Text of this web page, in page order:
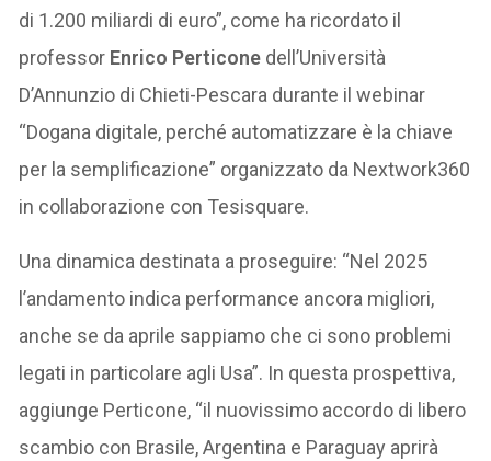
di 1.200 miliardi di euro”, come ha ricordato il
professor Enrico Perticone dell’Università
D’Annunzio di Chieti-Pescara durante il webinar
“Dogana digitale, perché automatizzare è la chiave
per la semplificazione” organizzato da Nextwork360
in collaborazione con Tesisquare.
Una dinamica destinata a proseguire: “Nel 2025
l’andamento indica performance ancora migliori,
anche se da aprile sappiamo che ci sono problemi
legati in particolare agli Usa”. In questa prospettiva,
aggiunge Perticone, “il nuovissimo accordo di libero
scambio con Brasile, Argentina e Paraguay aprirà